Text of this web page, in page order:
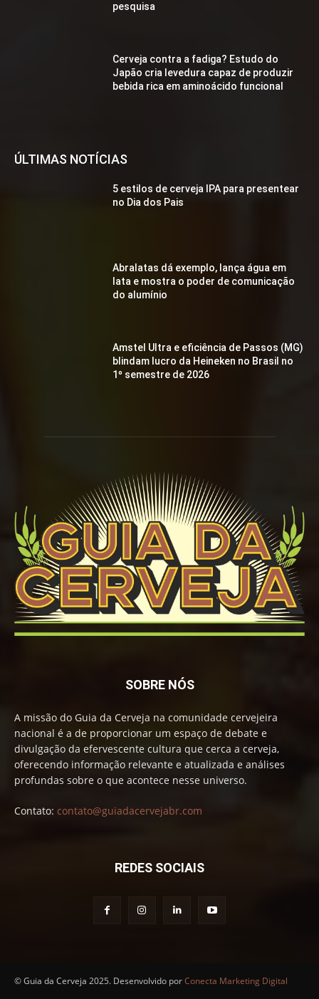
pesquisa
Cerveja contra a fadiga? Estudo do
Japão cria levedura capaz de produzir
bebida rica em aminoácido funcional
ÚLTIMAS NOTÍCIAS
5 estilos de cerveja IPA para presentear
no Dia dos Pais
Abralatas dá exemplo, lança água em
lata e mostra o poder de comunicação
do alumínio
Amstel Ultra e eficiência de Passos (MG)
blindam lucro da Heineken no Brasil no
1º semestre de 2026
SOBRE NÓS
A missão do Guia da Cerveja na comunidade cervejeira
nacional é a de proporcionar um espaço de debate e
divulgação da efervescente cultura que cerca a cerveja,
oferecendo informação relevante e atualizada e análises
profundas sobre o que acontece nesse universo.
Contato: contato@guiadacervejabr.com
REDES SOCIAIS
© Guia da Cerveja 2025. Desenvolvido porConecta Marketing Digital